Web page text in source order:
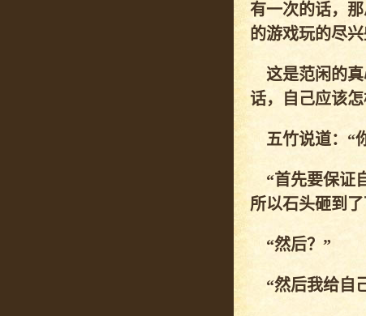
有一次的话，
的游戏玩的尽
这是范闲的真
话，自己应该怎
五竹说道：“
“首先要保证
所以石头砸到
“然后？”
“然后我给自